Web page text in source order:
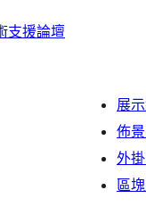
支援論壇
展
佈
外
區